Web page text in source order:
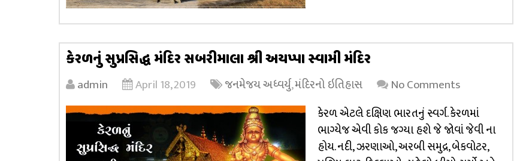
કેરળનું સુપ્રસિદ્ધ મંદિર સબરીમાલા શ્રી અયપ્પા સ્વામી મંદિર
admin April 18, 2019 જનમેજય અધ્વર્યુ,મંદિરનો ઇતિહાસ
No Comments
કેરળ એટલે દક્ષિણ ભારતનું સ્વર્ગ. કેરળમાં
ભાગ્યેજ એવી કોક જગ્યા હશે જે જોવાં જેવી ના
હોય. નદી, ઝરણાઓ, અરબી સમુદ્ર, બેકવોટર,